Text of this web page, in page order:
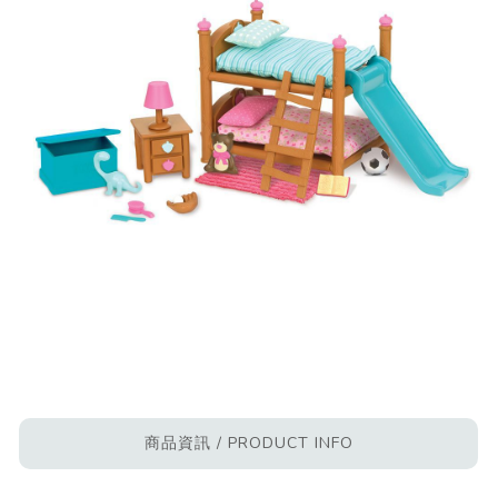
商品資訊 / PRODUCT INFO